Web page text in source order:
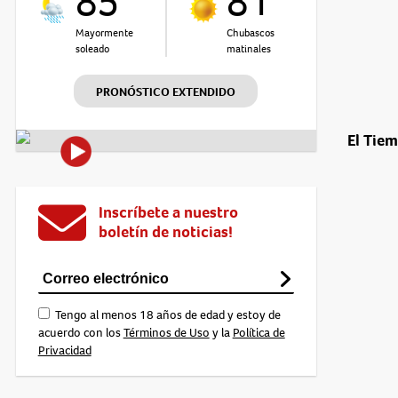
Mayormente
soleado
Chubascos
matinales
PRONÓSTICO EXTENDIDO
El
Inscríbete a nuestro
boletín de noticias!
Tengo al menos 18 años de edad y estoy de
acuerdo con losTérminos de Uso y la Política de
Privacidad